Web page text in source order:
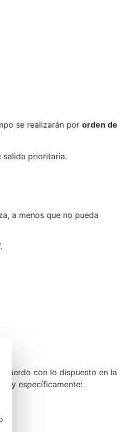
se realizarán por orden de
salida prioritaria.
a menos que no pueda
.
con lo dispuesto en la
y específicamente: